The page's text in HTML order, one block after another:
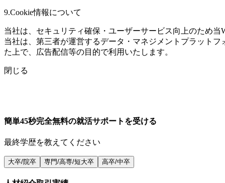
9.Cookie情報について
当社は、セキュリティ確保・ユーザーサービス向上のため当
当社は、第三者が運営するデータ・マネジメントプラット
た上で、広告配信等の目的で利用いたします。
閉じる
簡単45秒完全無料の就活サポートを受ける
最終学歴を教えてください
大卒/院卒 専門/高専/短大卒 高卒/中卒